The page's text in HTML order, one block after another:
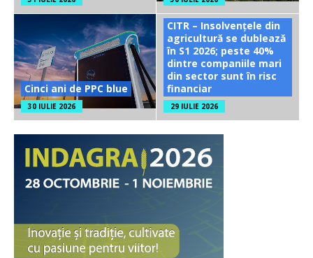
Cinci ani de PPC blue
30 IULIE 2026
CITR – Insolvențele din
agricultură se dublează
în S1 2026; peste 40%
dintre companiile mari
din sector sunt în risc
financiar
29 IULIE 2026